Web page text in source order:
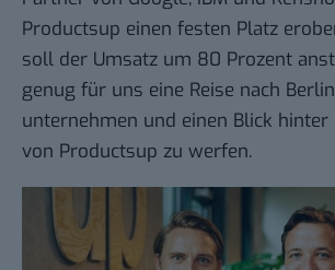
Productsup einen festen Platz
soll der Umsatz um 80 Prozent
genug für uns eine Reise nach
unternehmen und einen Blick hinter
von Productsup zu werfen.